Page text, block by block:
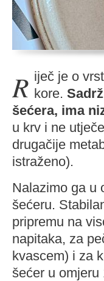
Riječ je o vrsti šećernog alkohola koji se dobiva iz brezine kore.
šećera, ima
u krv i ne
drugačije
istraženo).
Nalazimo ga u
šećeru.
pripremu na
napitaka, za
kvascem) i za
šećer u omjeru